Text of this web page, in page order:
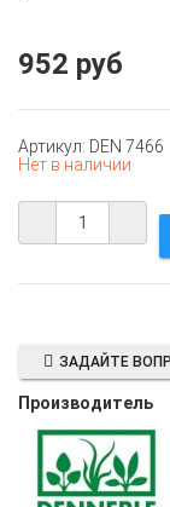
952 руб
Артикул: DEN 7466
Нет в наличии
ЗАДАЙТЕ
Производитель